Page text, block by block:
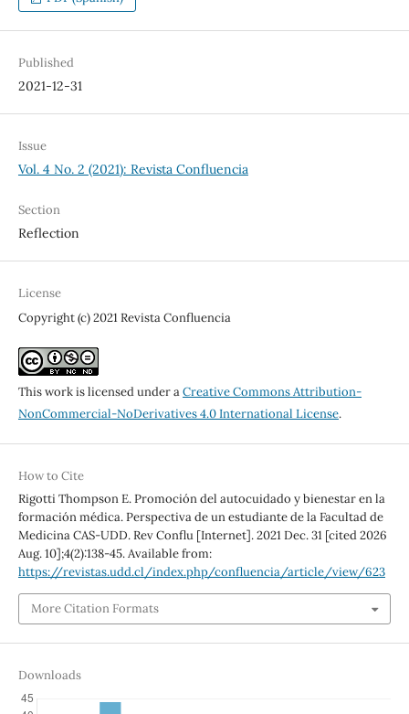
Published
2021-12-31
Issue
Vol. 4 No. 2 (2021): Revista Confluencia
Section
Reflection
License
Copyright (c) 2021 Revista Confluencia
This work is licensed under aCreative Commons Attribution-
NonCommercial-NoDerivatives 4.0 International License.
How to Cite
Rigotti Thompson E. Promoción del autocuidado y bienestar en la
formación médica. Perspectiva de un estudiante de la Facultad de
Medicina CAS-UDD. Rev Conflu [Internet]. 2021 Dec. 31 [cited 2026
Aug. 10];4(2):138-45. Available from:
https://revistas.udd.cl/index.php/confluencia/article/view/623
More Citation Formats
Downloads